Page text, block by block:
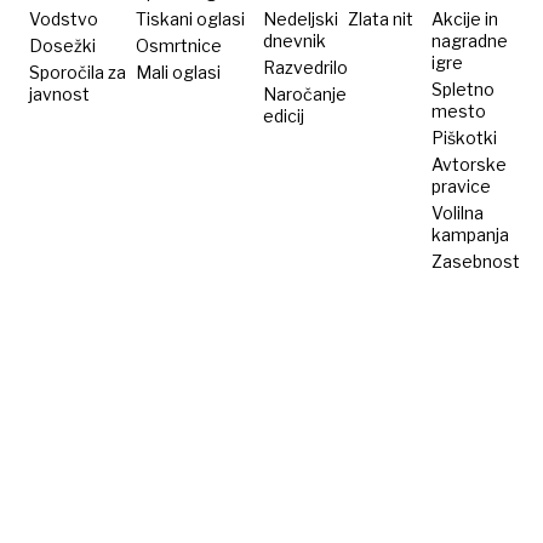
Vodstvo
Dosežki
Sporočila za
javnost
Tiskani oglasi
Osmrtnice
Mali oglasi
Nedeljski
dnevnik
Razvedrilo
Naročanje
edicij
Zlata nit
Akcije in
nagradne
igre
Spletno
mesto
Piškotki
Avtorske
pravice
Volilna
kampanja
Zasebnost